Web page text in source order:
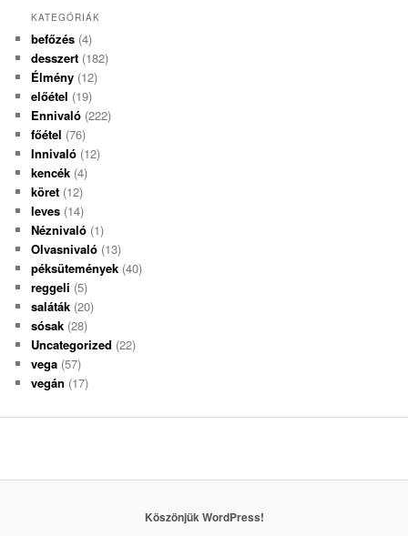
KATEGÓRIÁK
befőzés (4)
desszert (182)
Élmény (12)
előétel (19)
Ennivaló (222)
főétel (76)
Innivaló (12)
kencék (4)
köret (12)
leves (14)
Néznivaló (1)
Olvasnivaló (13)
péksütemények (40)
reggeli (5)
saláták (20)
sósak (28)
Uncategorized (22)
vega (57)
vegán (17)
Köszönjük WordPress!